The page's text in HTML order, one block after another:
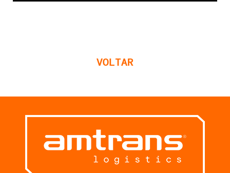
VOLTAR